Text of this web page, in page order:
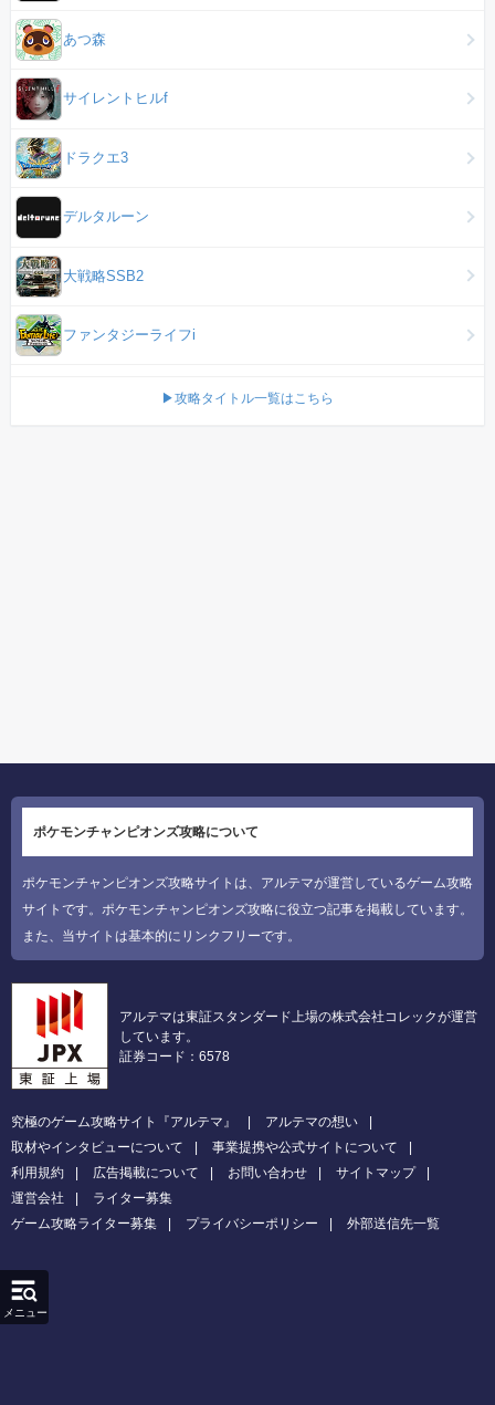
あつ森
サイレントヒルf
ドラクエ3
デルタルーン
大戦略SSB2
ファンタジーライフi
▶攻略タイトル一覧はこちら
ポケモンチャンピオンズ攻略について
ポケモンチャンピオンズ攻略サイトは、アルテマが運営しているゲーム攻略
サイトです。ポケモンチャンピオンズ攻略に役立つ記事を掲載しています。
また、当サイトは基本的にリンクフリーです。
アルテマは東証スタンダード上場の株式会社コレックが運営
しています。
証券コード：6578
究極のゲーム攻略サイト『アルテマ』
アルテマの想い
取材やインタビューについて
事業提携や公式サイトについて
利用規約
広告掲載について お問い合わせ
サイトマップ
運営会社
ライター募集
ゲーム攻略ライター募集
プライバシーポリシー 外部送信先一覧
メニュー